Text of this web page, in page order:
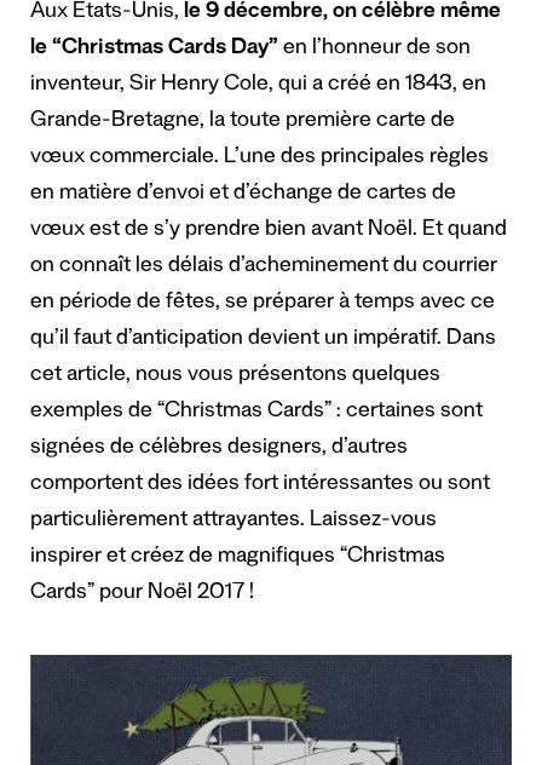
Aux États-Unis, le 9 décembre, on célèbre même
le “Christmas Cards Day” en l’honneur de son
inventeur, Sir Henry Cole, qui a créé en 1843, en
Grande-Bretagne, la toute première carte de
vœux commerciale. L’une des principales règles
en matière d’envoi et d’échange de cartes de
vœux est de s’y prendre bien avant Noël. Et quand
on connaît les délais d’acheminement du courrier
en période de fêtes, se préparer à temps avec ce
qu’il faut d’anticipation devient un impératif. Dans
cet article, nous vous présentons quelques
exemples de “Christmas Cards” : certaines sont
signées de célèbres designers, d’autres
comportent des idées fort intéressantes ou sont
particulièrement attrayantes. Laissez-vous
inspirer et créez de magnifiques “Christmas
Cards” pour Noël 2017 !